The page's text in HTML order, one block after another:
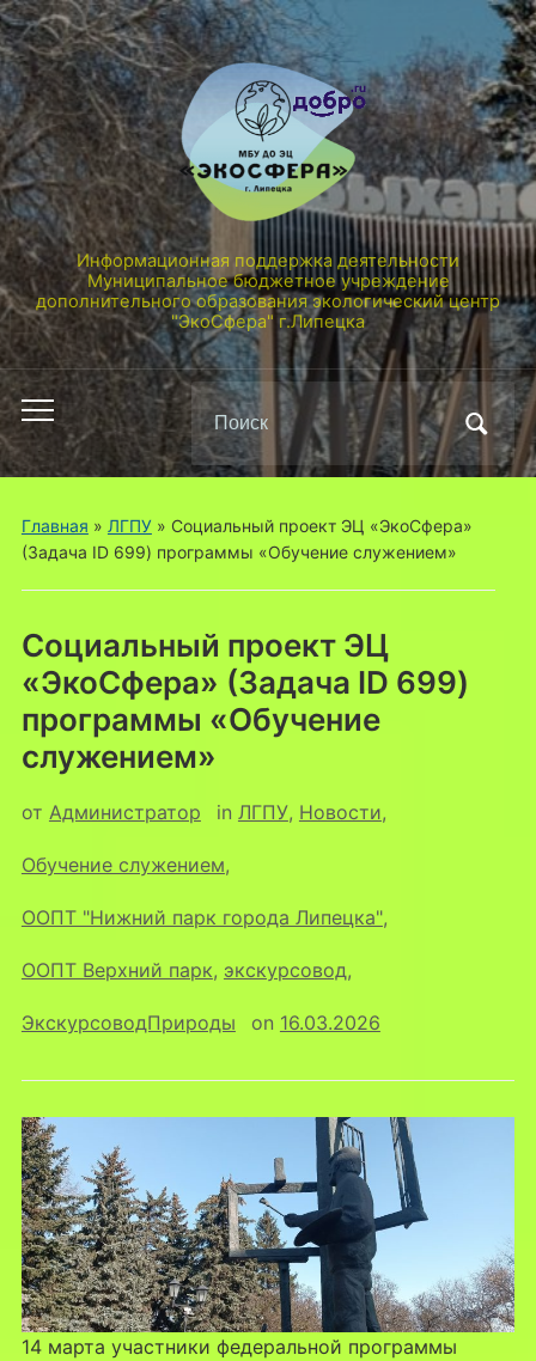
Информационная поддержка деятельности
Муниципальное бюджетное учреждение
дополнительного образования экологический центр
"ЭкоСфера" г.Липецка
Переключить
мобильное
меню
Поиск
по:
Главная » ЛГПУ » Социальный проект ЭЦ «ЭкоСфера»
(Задача ID 699) программы «Обучение служением»
Социальный проект ЭЦ
«ЭкоСфера» (Задача ID 699)
программы «Обучение
служением»
от Администратор in ЛГПУ, Новости,
Обучение служением,
ООПТ "Нижний парк города Липецка",
ООПТ Верхний парк, экскурсовод,
ЭкскурсоводПрироды on 16.03.2026
14 марта участники федеральной программы